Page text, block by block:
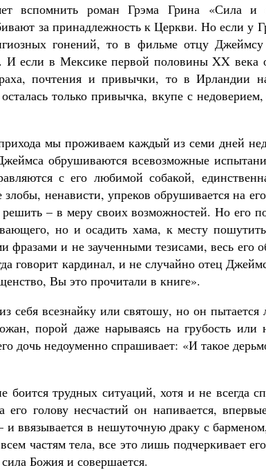
вспомнить роман Грэма Грина «Сила и
за принадлежность к Церкви. Но если у
гонений, то в фильме отцу Джеймсу
И если в Мексике первой половины XX
почтения и привычки, то в Ирландии
только привычка, вкупе с
мы проживаем каждый из семи дней
обрушиваются всевозможные
с его любимой собакой,
ненависти, упреков обрушивается на
– в меру своих возможностей. Но его
но и осадить хама, к месту
фразами и не заученными тезисами, весь его
говорит кардинал, и не случайно отец
Вы это прочитали в книге».
себя всезнайку или святошу, но он
порой даже нарываясь на грубость или
дочь недоуменно спрашивает: «И такое
трудных ситуаций, хотя и не всегда
голову несчастий он напивается,
ввязывается в нешуточную драку с
частям тела, все это лишь подчеркивает
Божия и совершается.